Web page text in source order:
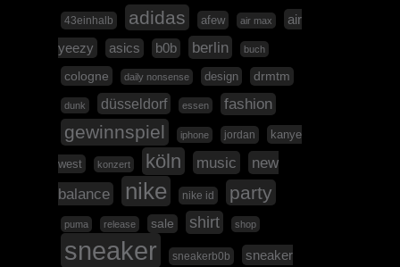
43einhalb adidas afew air max
air
yeezy
asics b0b berlin buch
cologne daily nonsense design drmtm
dunk düsseldorf essen fashion
gewinnspiel iphone jordan kanye
west konzert köln music
new
balance
nike nike id party
puma release sale shirt shop
sneaker sneakerb0b
sneaker